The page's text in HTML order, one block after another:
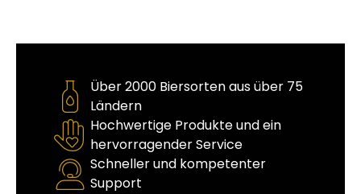
Über 2000 Biersorten aus über 75
Ländern
Hochwertige Produkte und ein
hervorragender Service
Schneller und kompetenter
Support